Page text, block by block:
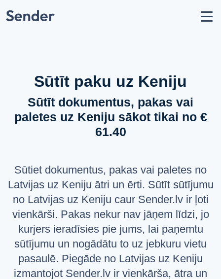
Nosūtīt sūtījumu
Pārvadātāju partneri
Aizliegumi un ierobežojumi
API dokumentācija
Jautājumi un atbildes
VALODA
Latviešu
Русский
English
Sūtīt paku uz Keniju
Sūtīt dokumentus, pakas vai
paletes uz Keniju sākot tikai no €
61.40
Sūtiet dokumentus, pakas vai paletes no
Latvijas uz Keniju ātri un ērti. Sūtīt sūtījumu
no Latvijas uz Keniju caur Sender.lv ir ļoti
vienkārši. Pakas nekur nav jāņem līdzi, jo
kurjers ieradīsies pie jums, lai paņemtu
sūtījumu un nogādātu to uz jebkuru vietu
pasaulē. Piegāde no Latvijas uz Keniju
izmantojot Sender.lv ir vienkārša, ātra un